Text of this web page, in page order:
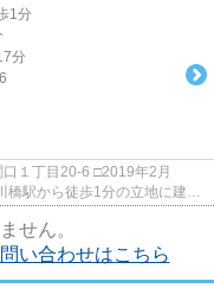
1分
分
6 □2019年2月
せん。
い合わせはこちら